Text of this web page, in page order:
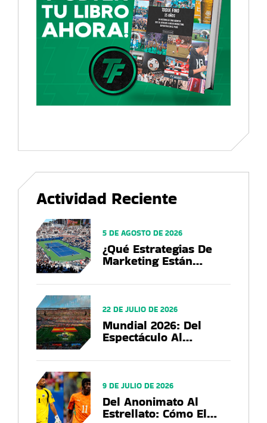
Actividad Reciente
¿Qué Estrategias De
Marketing Están
En El US Open 2026?
5 DE AGOSTO DE 2026
Mundial 2026: Del
Espectáculo Al
Que Deja La Copa Del
22 DE JULIO DE 2026
Del Anonimato Al
Estrellato: Cómo El
9 DE JULIO DE 2026